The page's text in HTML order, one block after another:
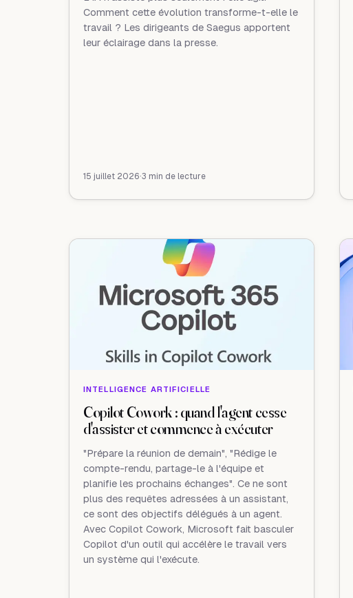
Comment cette évolution transforme-t-elle le
travail ? Les dirigeants de Saegus apportent
leur éclairage dans la presse.
15 juillet 2026·3 min de lecture
INTELLIGENCE ARTIFICIELLE
Copilot Cowork : quand l'agent cesse
d'assister et commence à exécuter
"Prépare la réunion de demain", "Rédige le
compte-rendu, partage-le à l'équipe et
planifie les prochains échanges". Ce ne sont
plus des requêtes adressées à un assistant,
ce sont des objectifs délégués à un agent.
Avec Copilot Cowork, Microsoft fait basculer
Copilot d'un outil qui accélère le travail vers
un système qui l'exécute.